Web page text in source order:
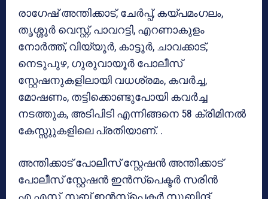
രാഗേഷ് അന്തിക്കാട്, ചേർപ്പ്, കയ്പമംഗലം,
തൃശ്ശൂർ വെസ്റ്റ്, പാവറട്ടി, എറണാകുളം
നോർത്ത്, വിയ്യൂർ, കാട്ടൂർ, ചാവക്കാട്,
നെടുപുഴ, ഗുരുവായൂർ പോലീസ്
സ്റ്റേഷനുകളിലായി വധശ്രമം, കവർച്ച,
മോഷണം, തട്ടിക്കൊണ്ടുപോയി കവർച്ച
നടത്തുക, അടിപിടി എന്നിങ്ങനെ 58 ക്രിമിനല്‍
കേസ്സുുകളിലെ പ്രതിയാണ്. .
അന്തിക്കാട് പോലീസ് സ്റ്റേഷൻ അന്തിക്കാട്
പോലീസ് സ്റ്റേഷൻ ഇന്‍സ്പെക്ടര്‍ സരിൻ